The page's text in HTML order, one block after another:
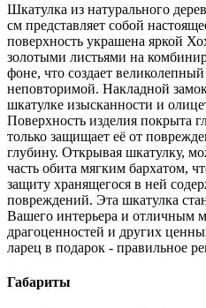
Шкатулка из натурального
см представляет собой
поверхность украшена яркой
золотыми листьями на
фоне, что создает великолепный
неповторимой. Накладной
шкатулке изысканности и
Поверхность изделия покрыта
только защищает её от
глубину. Открывая шкатулку,
часть обита мягким бархатом,
защиту хранящегося в ней
повреждений. Эта шкатулка
Вашего интерьера и отличным
драгоценностей и других
ларец в подарок - правильное
Габариты